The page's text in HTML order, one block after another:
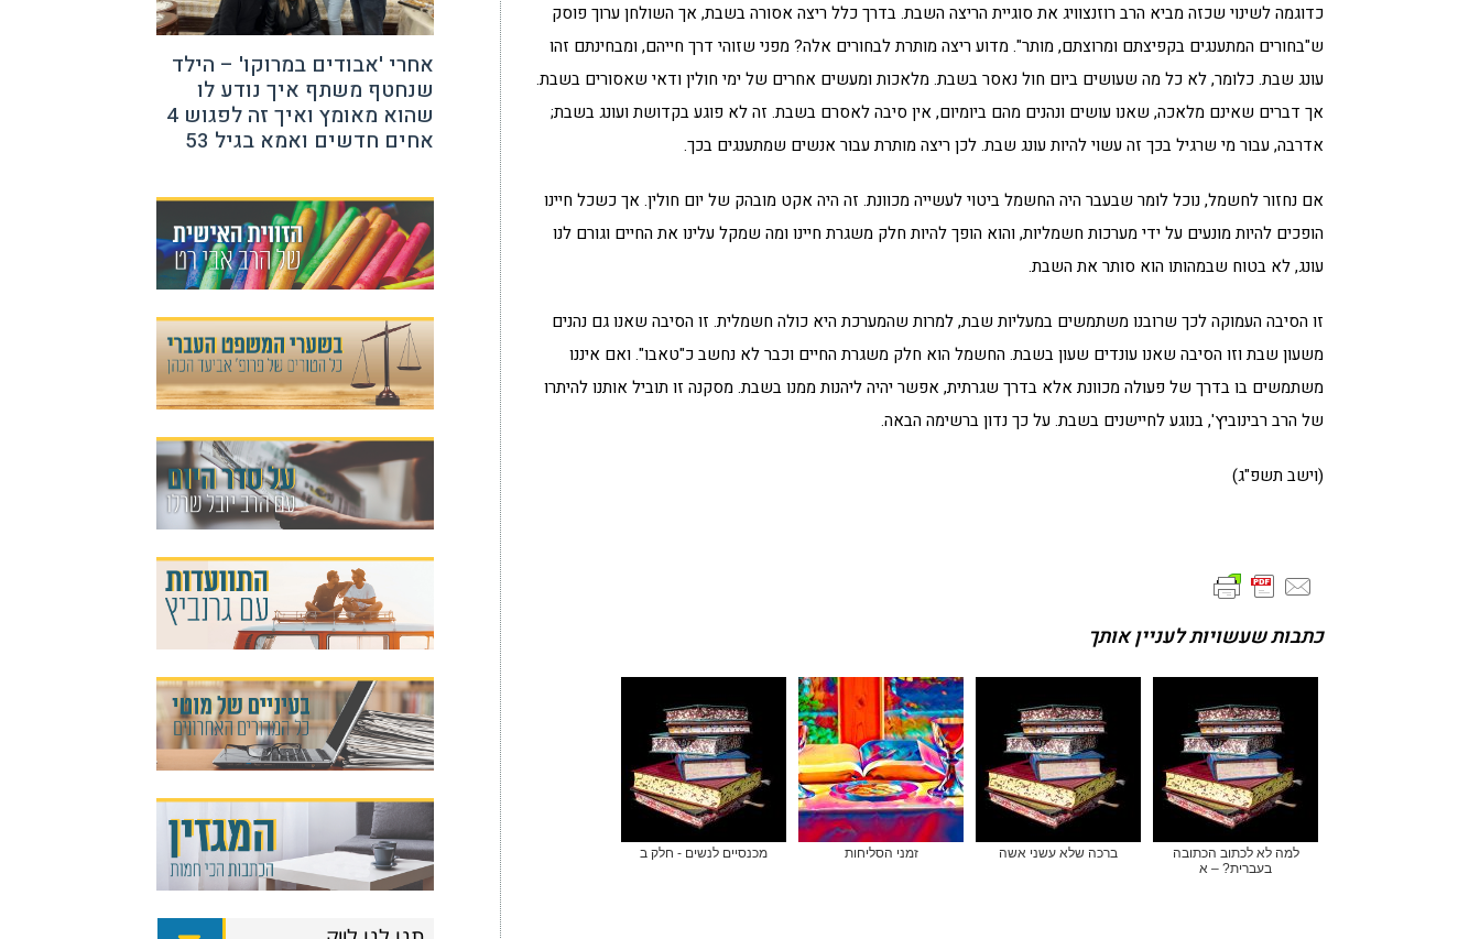
כדוגמה לשינוי שכזה מביא הרב רוזנצוויג את סוגיית הריצה השבת. בדרך כלל ריצה אסורה בשבת, אך השולחן ערוך פוסק
ש"בחורים המתענגים בקפיצתם ומרוצתם, מותר". מדוע ריצה מותרת לבחורים אלה? מפני שזוהי דרך חייהם, ומבחינתם זהו
עונג שבת. כלומר, לא כל מה שעושים ביום חול נאסר בשבת. מלאכות ומעשים אחרים של ימי חולין ודאי שאסורים בשבת.
אך דברים שאינם מלאכה, שאנו עושים ונהנים מהם ביומיום, אין סיבה לאסרם בשבת. זה לא פוגע בקדושת ועונג בשבת;
אדרבה, עבור מי שרגיל בכך זה עשוי להיות עונג שבת. לכן ריצה מותרת עבור אנשים שמתענגים בכך.
אם נחזור לחשמל, נוכל לומר שבעבר היה החשמל ביטוי לעשייה מכוונת. זה היה אקט מובהק של יום חולין. אך כשכל חיינו
הופכים להיות מונעים על ידי מערכות חשמליות, והוא הופך להיות חלק משגרת חיינו ומה שמקל עלינו את החיים וגורם לנו
עונג, לא בטוח שבמהותו הוא סותר את השבת.
זו הסיבה העמוקה לכך שרובנו משתמשים במעליות שבת, למרות שהמערכת היא כולה חשמלית. זו הסיבה שאנו גם נהנים
משעון שבת וזו הסיבה שאנו עונדים שעון בשבת. החשמל הוא חלק משגרת החיים וכבר לא נחשב כ"טאבו". ואם איננו
משתמשים בו בדרך של פעולה מכוונת אלא בדרך שגרתית, אפשר יהיה ליהנות ממנו בשבת. מסקנה זו תוביל אותנו להיתרו
של הרב רבינוביץ', בנוגע לחיישנים בשבת. על כך נדון ברשימה הבאה.
(וישב תשפ"ג)
כתבות שעשויות לעניין אותך
למה לא לכתוב הכתובה
בעברית? – א
ברכה שלא עשני אשה זמני הסליחות מכנסיים לנשים - חלק ב
אחרי 'אבודים במרוקו' – הילד
שנחטף משתף איך נודע לו
שהוא מאומץ ואיך זה לפגוש 4
אחים חדשים ואמא בגיל 53